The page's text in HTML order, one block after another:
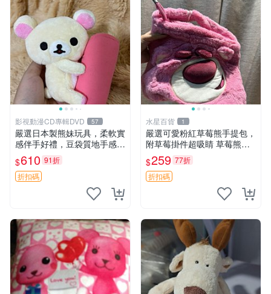
影視動漫CD專輯DVD 57
嚴選日本製熊妹玩具，柔軟實
感伴手好禮，豆袋質地手感
佳，抱枕小熊 recom 推薦 白
色豆袋 玩具
$610 91折
折扣碼
水星百貨 1
嚴選可愛粉紅草莓熊手提包，
附草莓掛件超吸睛 草莓熊手
提包 草莓掛件 可愛portunes
e
$259 77折
折扣碼